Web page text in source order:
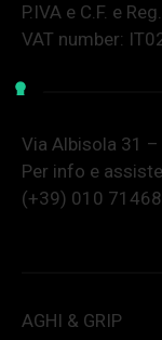
P.IVA e C.F. e
VAT number:
Via Albisola 31
Per info e
(+39) 010
AGHI & GRIP